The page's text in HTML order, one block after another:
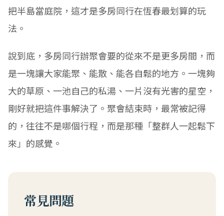
把半島當庭院，這才是多房同行在恆春最划算的玩
法。
說到底，多房同行辦聚會要的從來不是更多房間，而
是一塊讓大家能聚、能散、能各自鬆的地方。一塊夠
大的草原、一池自己的私湯、一片沒有光害的星空，
剛好就把這件事解決了。聚會結束時，最常被記得
的，往往不是哪個行程，而是那種「整群人一起鬆下
來」的感覺。
常見問題